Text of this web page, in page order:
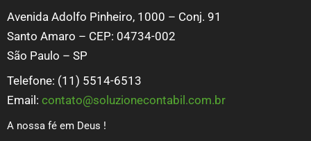
Avenida Adolfo Pinheiro, 1000 – Conj. 91
Santo Amaro – CEP: 04734-002
São Paulo – SP
Telefone: (11) 5514-6513
Email: contato@soluzionecontabil.com.br
A nossa fé em Deus !